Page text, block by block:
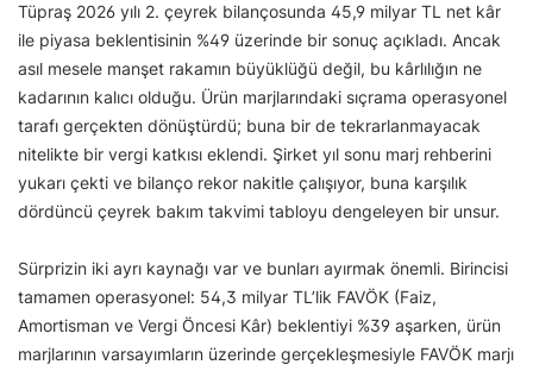
Tüpraş 2026 yılı 2. çeyrek bilançosunda 45,9 milyar TL net kâr
ile piyasa beklentisinin %49 üzerinde bir sonuç açıkladı. Ancak
asıl mesele manşet rakamın büyüklüğü değil, bu kârlılığın ne
kadarının kalıcı olduğu. Ürün marjlarındaki sıçrama operasyonel
tarafı gerçekten dönüştürdü; buna bir de tekrarlanmayacak
nitelikte bir vergi katkısı eklendi. Şirket yıl sonu marj rehberini
yukarı çekti ve bilanço rekor nakitle çalışıyor, buna karşılık
dördüncü çeyrek bakım takvimi tabloyu dengeleyen bir unsur.
Sürprizin iki ayrı kaynağı var ve bunları ayırmak önemli. Birincisi
tamamen operasyonel: 54,3 milyar TL’lik FAVÖK (Faiz,
Amortisman ve Vergi Öncesi Kâr) beklentiyi %39 aşarken, ürün
marjlarının varsayımların üzerinde gerçekleşmesiyle FAVÖK marjı